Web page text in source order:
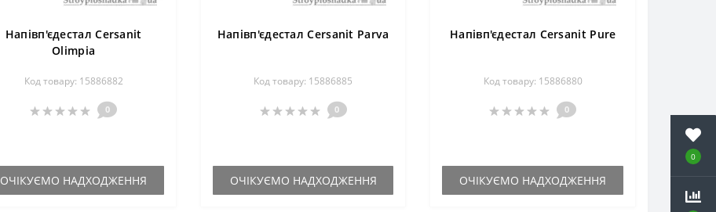
0
Напівп'єдестал Cersanit
Olimpia
Код товару: 15886882
0
ОЧІКУЄМО НАДХОДЖЕННЯ
Напівп'єдестал Cersanit Parva
Код товару: 15886885
0
ОЧІКУЄМО НАДХОДЖЕННЯ
Напівп'єдестал Cersanit Pure
Код товару: 15886880
0
ОЧІКУЄМО НАДХОДЖЕННЯ